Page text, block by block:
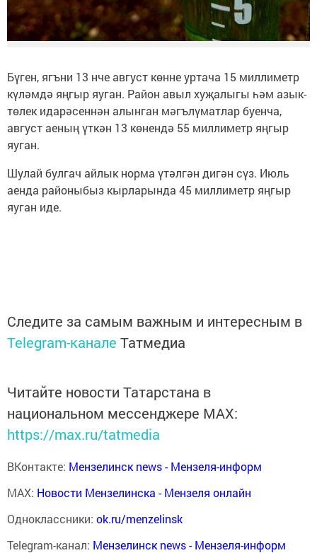
Бүген, ягъни 13 нче август көнне уртача 15 миллиметр
күләмдә яңгыр яуган. Район авыл хуҗалыгы һәм азык-
төлек идарәсеннән алынган мәгълүматлар буенча,
август аеның үткән 13 көнендә 55 миллиметр яңгыр
яуган.
Шулай булгач айлык норма үтәлгән дигән сүз. Июль
аенда районыбыз кырларында 45 миллиметр яңгыр
яуган иде.
Следите за самым важным и интересным в
Telegram-канале Татмедиа
Читайте новости Татарстана в
национальном мессенджере MАХ:
https://max.ru/tatmedia
ВКонтакте: Мензелинск news - Мензеля-информ
MAX: Новости Мензелинска - Мензеля онлайн
Одноклассники: ok.ru/menzelinsk
Telegram-канал: Мензелинск news - Мензеля-информ